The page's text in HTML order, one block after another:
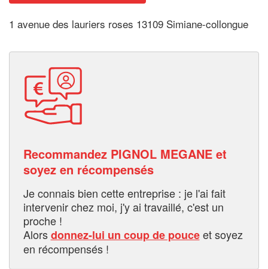
1 avenue des lauriers roses 13109 Simiane-collongue
Recommandez PIGNOL MEGANE et
soyez en récompensés
Je connais bien cette entreprise : je l'ai fait
intervenir chez moi, j'y ai travaillé, c'est un
proche !
Alorsdonnez-lui un coup de pouceet soyez
en récompensés !